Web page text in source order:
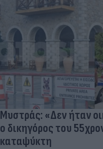
Μυστράς: «Δεν ήταν
ο δικηγόρος του
καταψύκτη